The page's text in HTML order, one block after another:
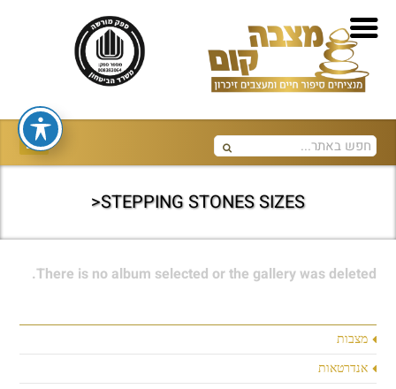
STEPPING STONES SIZES<
מצבות
אנדרטאות
There is no album selected or the gallery was deleted.